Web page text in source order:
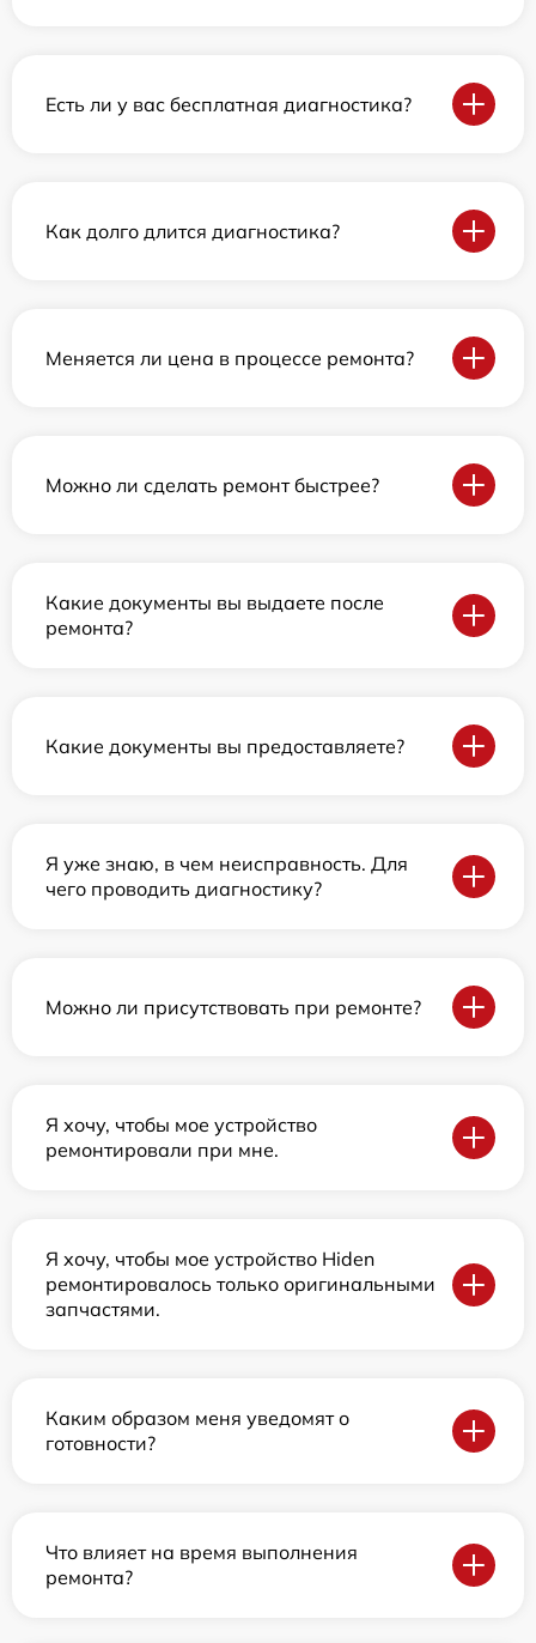
Есть ли у вас бесплатная диагностика?
Как долго длится диагностика?
Меняется ли цена в процессе ремонта?
Можно ли сделать ремонт быстрее?
Какие документы вы выдаете после
ремонта?
Какие документы вы предоставляете?
Я уже знаю, в чем неисправность. Для
чего проводить диагностику?
Можно ли присутствовать при ремонте?
Я хочу, чтобы мое устройство
ремонтировали при мне.
Я хочу, чтобы мое устройство Hiden
ремонтировалось только оригинальными
запчастями.
Каким образом меня уведомят о
готовности?
Что влияет на время выполнения
ремонта?